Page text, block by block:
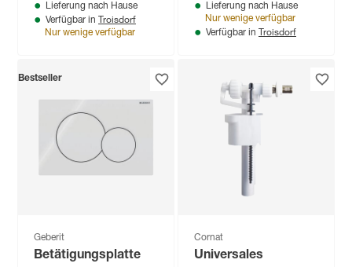
Lieferung nach Hause
Verfügbar in Troisdorf
Nur wenige verfügbar
Lieferung nach Hause
Nur wenige verfügbar
Verfügbar in Troisdorf
Bestseller
Geberit
Betätigungsplatte
Cornat
Universales